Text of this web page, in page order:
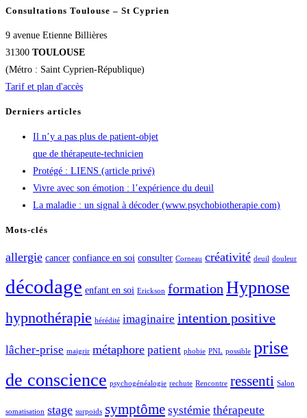
Consultations Toulouse – St Cyprien
9 avenue Etienne Billières
31300 TOULOUSE
(Métro : Saint Cyprien-République)
Tarif et plan d'accès
Derniers articles
Il n’y a pas plus de patient-objet
que de thérapeute-technicien
Protégé : LIENS (article privé)
Vivre avec son émotion : l’expérience du deuil
La maladie : un signal à décoder (www.psychobiotherapie.com)
Mots-clés
allergie cancer confiance en soi consulter Corneau créativité deuil douleur
décodage enfant en soi Erickson formation Hypnose
hypnothérapie hérédité imaginaire intention positive
lâcher-prise maigrir métaphore patient phobie PNL possible prise
de conscience psychogénéalogie rechute Rencontre ressenti Salon
somatisation stage surpoids symptôme systémie thérapeute